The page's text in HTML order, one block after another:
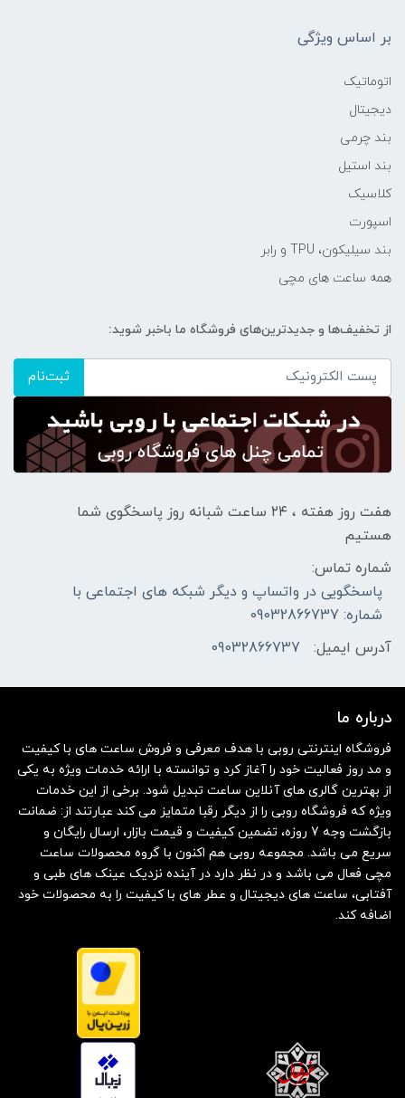
بر اساس ویژگی
اتوماتیک
دیجیتال
بند چرمی
بند استیل
کلاسیک
اسپورت
بند سیلیکون، TPU و رابر
همه ساعت های مچی
از تخفیف‌ها و جدیدترین‌های فروشگاه ما باخبر شوید:
ثبت‌نام
هفت روز هفته ، ۲۴ ساعت شبانه‌ روز پاسخگوی شما
هستیم
شماره تماس:
پاسخگویی در واتساپ و دیگر شبکه های اجتماعی با
شماره: 09032866737
آدرس ایمیل:
09032866737
درباره ما
فروشگاه اینترنتی روبی با هدف معرفی و فروش ساعت های با کیفیت
و مد روز فعالیت خود را آغاز کرد و توانسته با ارائه خدمات ویژه به یکی
از بهترین گالری های آنلاین ساعت تبدیل شود. برخی از این خدمات
ویژه که فروشگاه روبی را از دیگر رقبا متمایز می کند عبارتند از: ضمانت
بازگشت وجه 7 روزه، تضمین کیفیت و قیمت بازار، ارسال رایگان و
سریع می باشد. مجموعه روبی هم اکنون با گروه محصولات ساعت
مچی فعال می باشد و در نظر دارد در آینده نزدیک عینک های طبی و
آفتابی، ساعت های دیجیتال و عطر های با کیفیت را به محصولات خود
اضافه کند.